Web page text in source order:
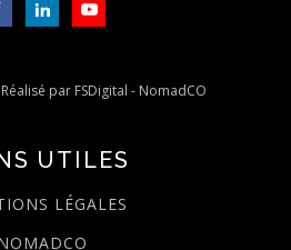
par FSDigital - NomadCO
UTILES
LÉGALES